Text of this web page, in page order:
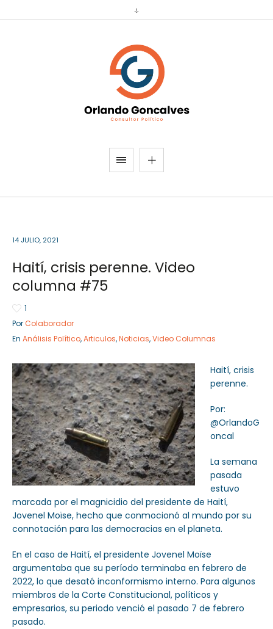
Sector Público Empresa Privada
14 JULIO, 2021
Haití, crisis perenne. Video
columna #75
1
Por Colaborador
En Análisis Político,Articulos,Noticias,Video Columnas
Haití, crisis
perenne.
Por:
@OrlandoG
oncal
La semana
pasada
estuvo
marcada por el magnicidio del presidente de Haití,
Jovenel Moïse, hecho que conmocionó al mundo por su
connotación para las democracias en el planeta.
En el caso de Haití, el presidente Jovenel Moïse
argumentaba que su período terminaba en febrero de
2022, lo que desató inconformismo interno. Para algunos
miembros de la Corte Constitucional, políticos y
empresarios, su periodo venció el pasado 7 de febrero
pasado.